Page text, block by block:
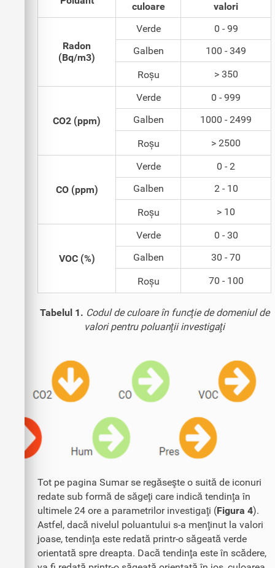
culoare
valori
Radon
(Bq/m3)
Verde
0 - 99
Galben
100 - 349
Roșu > 350
CO2 (ppm)
Verde
0 - 999
Galben
1000 - 2499
Roșu > 2500
CO (ppm)
Verde
0 - 2
Galben
2 - 10
Roșu > 10
VOC (%)
Verde
0 - 30
Galben
30 - 70
Roșu 70 - 100
Tabelul 1. Codul de culoare în funcţie de domeniul de
valori pentru poluanţii investigaţi
Tot pe pagina Sumar se regăseşte o suită de iconuri
redate sub formă de săgeţi care indică tendinţa în
ultimele 24 ore a parametrilor investigaţi (Figura 4).
Astfel, dacă nivelul poluantului s-a menţinut la valori
joase, tendinţa este redată printr-o săgeată verde
orientată spre dreapta. Dacă tendinţa este în scădere,